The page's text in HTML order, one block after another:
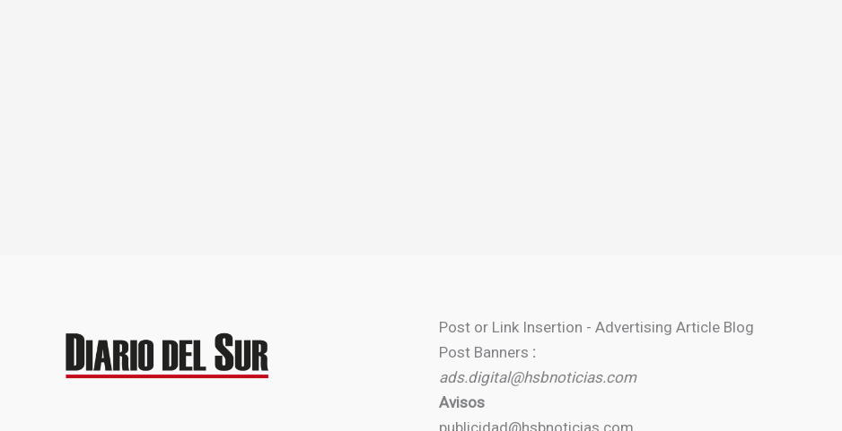
Post or Link Insertion - Advertising Article Blog
Post Banners :
ads.digital@hsbnoticias.com
Avisos